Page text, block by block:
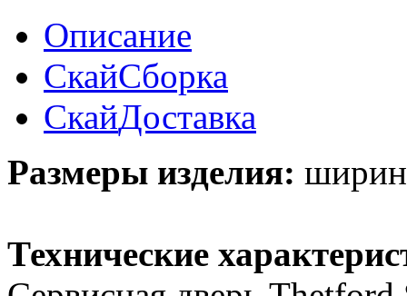
Описание
СкайСборка
СкайДоставка
Размеры изделия:
Технические